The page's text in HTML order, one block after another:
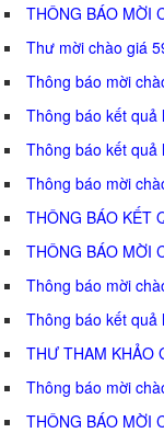
THÔNG BÁO MỜI
Thư mời chào giá
Thông báo mời
Thông báo kết
Thông báo kết
Thông báo mời
THÔNG BÁO KẾT
THÔNG BÁO MỜI
Thông báo mời
Thông báo kết quả
THƯ THAM KHẢO
Thông báo mời
THÔNG BÁO MỜI